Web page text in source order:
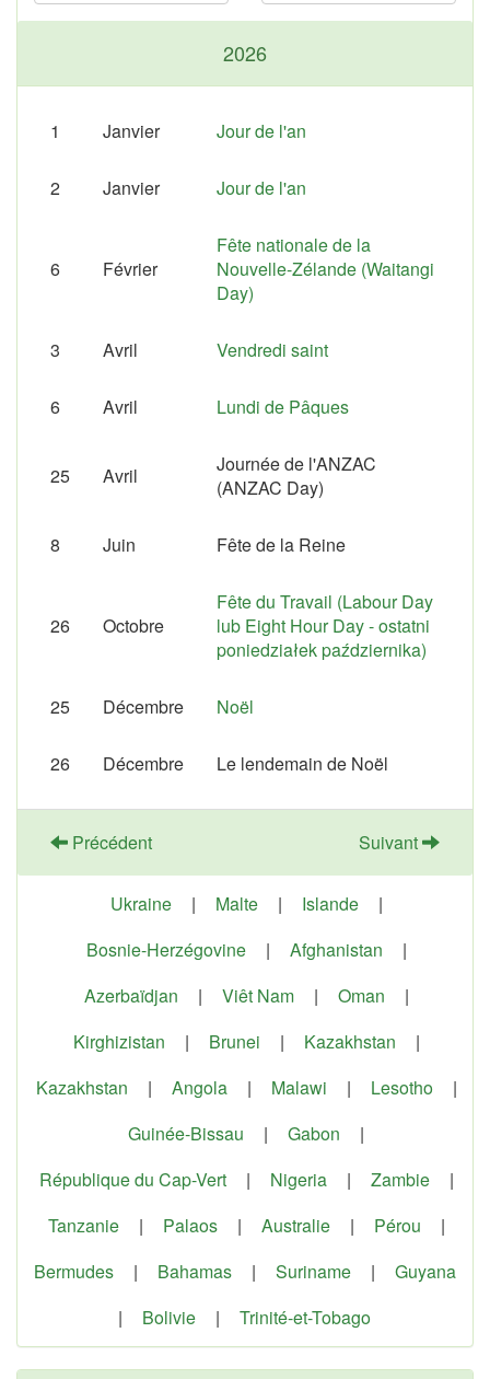
2026
1 Janvier Jour de l'an
2 Janvier Jour de l'an
6 Février
Fête nationale de la
Nouvelle-Zélande (Waitangi
Day)
3 Avril Vendredi saint
6 Avril Lundi de Pâques
25 Avril
Journée de l'ANZAC
(ANZAC Day)
8 Juin Fête de la Reine
26 Octobre
Fête du Travail (Labour Day
lub Eight Hour Day - ostatni
poniedziałek października)
25 Décembre Noël
26 Décembre Le lendemain de Noël
Précédent Suivant
Ukraine | Malte | Islande
|
Bosnie-Herzégovine
| Afghanistan
|
Azerbaïdjan
| Viêt Nam | Oman
|
Kirghizistan
| Brunei | Kazakhstan
|
Kazakhstan
| Angola | Malawi | Lesotho
|
Guinée-Bissau
| Gabon
|
République du Cap-Vert
| Nigeria | Zambie
|
Tanzanie
| Palaos | Australie | Pérou
|
Bermudes
| Bahamas | Suriname |
Guyana
|
Bolivie | Trinité-et-Tobago